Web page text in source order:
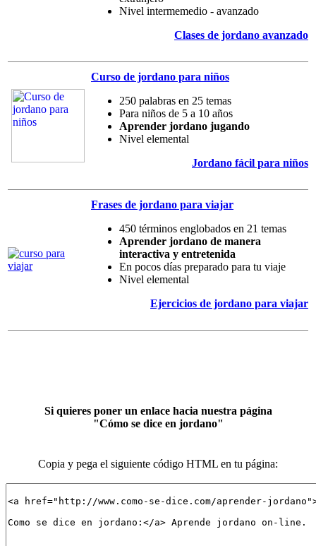
Nivel intermemedio - avanzado
Clases de jordano avanzado
Curso de jordano para niños
250 palabras en 25 temas
Para niños de 5 a 10 años
Aprender jordano jugando
Nivel elemental
Jordano fácil para niños
Frases de jordano para viajar
450 términos englobados en 21 temas
Aprender jordano de manera
interactiva y entretenida
En pocos días preparado para tu viaje
Nivel elemental
Ejercicios de jordano para viajar
Si quieres poner un enlace hacia nuestra página
"Cómo se dice en jordano"
Copia y pega el siguiente código HTML en tu página: